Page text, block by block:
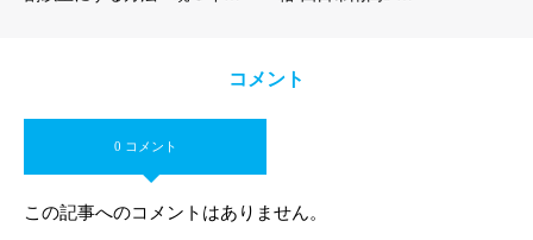
コメント
0 コメント
この記事へのコメントはありません。